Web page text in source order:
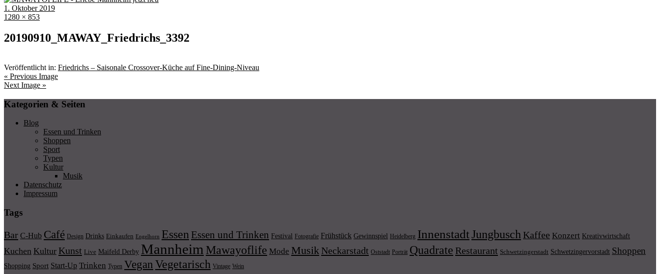
1. Oktober 2019
1280 × 853
20190910_MAWAY_Friedrichs_3392
Veröffentlicht in: Friedrichs – Saisonale Crossover-Küche auf Fine-Dining-Niveau
« Previous Image
Next Image »
Kategorien & Seiten
Blog
Essen und Trinken
Shoppen
Sport
Typen
Kultur
Musik
Datenschutz
Impressum
Tags
Bar C-Hub Café Design Drinks Einkaufen Engelhorn Essen Essen und Trinken Festival Fotografie Frühstück Gewinnspiel Heidelberg InnenstadtJungbusch Kaffee Konzert Kreativwirtschaft
Kuchen Kultur Kunst Live Maifeld Derby Mannheim Mawayoflife Mode Musik Neckarstadt Oststadt Porträt Quadrate Restaurant Schwetzingerstadt Schwetzingervorstadt Shoppen
Shopping Sport Start-Up Trinken Typen Vegan Vegetarisch Vintage Wein